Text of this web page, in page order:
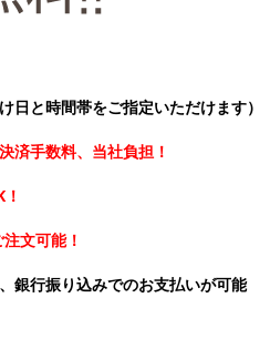
日と時間帯をご指定いただけます）
済手数料、当社負担！
文可能！
銀行振り込みでのお支払いが可能